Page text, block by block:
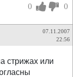
0 0
07.11.2007
22:56
стрижах или